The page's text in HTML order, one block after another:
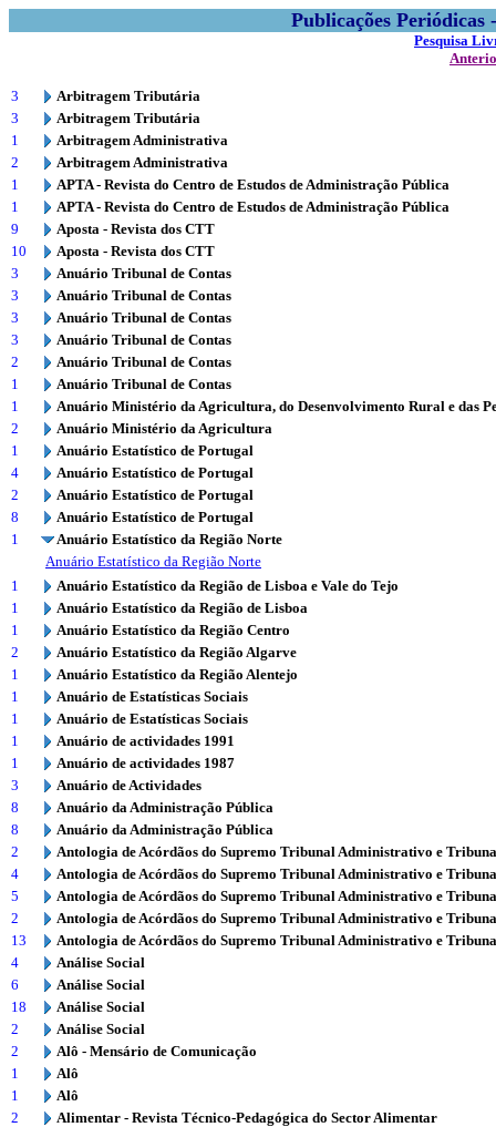
Publicações
Pesquisa
3
Arbitragem Tributária
3
Arbitragem Tributária
1
Arbitragem Administrativa
2
Arbitragem Administrativa
1
APTA - Revista do Centro de Estudos de Administração Pública
1
APTA - Revista do Centro de Estudos de Administração Pública
9
Aposta - Revista dos CTT
10
Aposta - Revista dos CTT
3
Anuário Tribunal de Contas
3
Anuário Tribunal de Contas
3
Anuário Tribunal de Contas
3
Anuário Tribunal de Contas
2
Anuário Tribunal de Contas
1
Anuário Tribunal de Contas
1
Anuário Ministério da Agricultura, do Desenvolvimento Rural e das
2
Anuário Ministério da Agricultura
1
Anuário Estatístico de Portugal
4
Anuário Estatístico de Portugal
2
Anuário Estatístico de Portugal
8
Anuário Estatístico de Portugal
1
Anuário Estatístico da Região Norte
Anuário Estatístico da Região Norte
1
Anuário Estatístico da Região de Lisboa e Vale do Tejo
1
Anuário Estatístico da Região de Lisboa
1
Anuário Estatístico da Região Centro
2
Anuário Estatístico da Região Algarve
1
Anuário Estatístico da Região Alentejo
1
Anuário de Estatísticas Sociais
1
Anuário de Estatísticas Sociais
1
Anuário de actividades 1991
1
Anuário de actividades 1987
3
Anuário de Actividades
8
Anuário da Administração Pública
8
Anuário da Administração Pública
2
Antologia de Acórdãos do Supremo Tribunal Administrativo e
4
Antologia de Acórdãos do Supremo Tribunal Administrativo e
5
Antologia de Acórdãos do Supremo Tribunal Administrativo e
2
Antologia de Acórdãos do Supremo Tribunal Administrativo e
13
Antologia de Acórdãos do Supremo Tribunal Administrativo e
4
Análise Social
6
Análise Social
18
Análise Social
2
Análise Social
2
Alô - Mensário de Comunicação
1
Alô
1
Alô
2
Alimentar - Revista Técnico-Pedagógica do Sector Alimentar